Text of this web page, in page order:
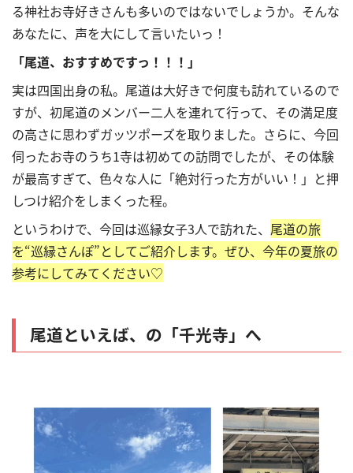
る神社お寺好きさんも多いのではないでしょうか。そんな
あなたに、声を大にして言いたいっ！
「尾道、おすすめですっ！！！」
実は四国出身の私。尾道は大好きで何度も訪れているので
すが、初尾道のメンバー二人を連れて行って、その満足度
の高さに思わずガッツポーズを取りました。さらに、今回
伺ったお寺のうち1寺は初めての訪問でしたが、その体験
が最高すぎて、色々な人に「絶対行った方がいい！」と押
しつけ紹介をしまくった程。
というわけで、今回は巡縁女子3人で訪れた、 尾道の旅
を“巡縁さんぽ”としてご紹介します。ぜひ、今年の夏旅の
参考にしてみてください♡
尾道といえば、の「千光寺」へ